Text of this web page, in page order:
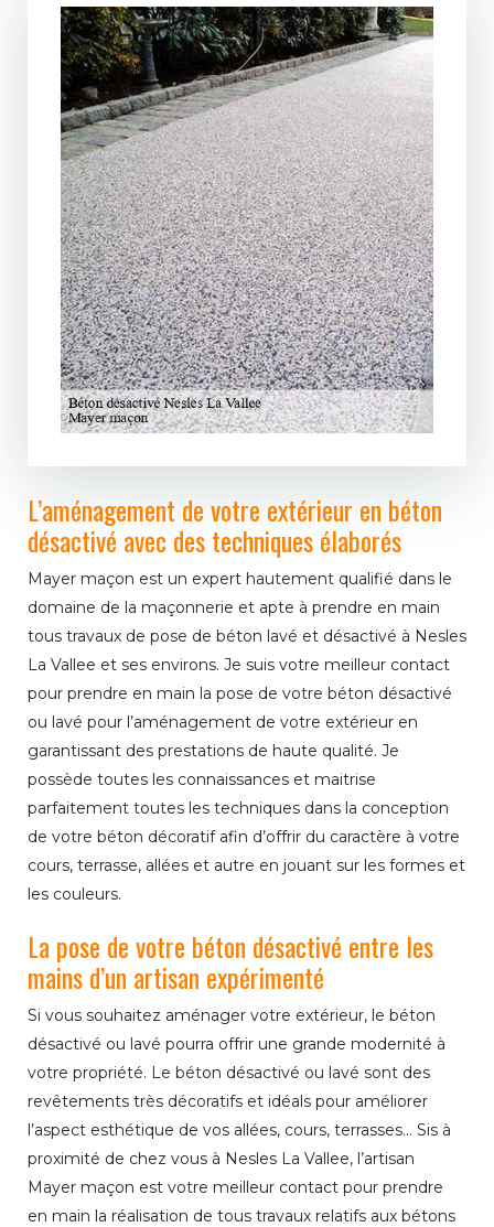
L’aménagement de votre extérieur en béton
désactivé avec des techniques élaborés
Mayer maçon est un expert hautement qualifié dans le
domaine de la maçonnerie et apte à prendre en main
tous travaux de pose de béton lavé et désactivé à Nesles
La Vallee et ses environs. Je suis votre meilleur contact
pour prendre en main la pose de votre béton désactivé
ou lavé pour l’aménagement de votre extérieur en
garantissant des prestations de haute qualité. Je
possède toutes les connaissances et maitrise
parfaitement toutes les techniques dans la conception
de votre béton décoratif afin d’offrir du caractère à votre
cours, terrasse, allées et autre en jouant sur les formes et
les couleurs.
La pose de votre béton désactivé entre les
mains d’un artisan expérimenté
Si vous souhaitez aménager votre extérieur, le béton
désactivé ou lavé pourra offrir une grande modernité à
votre propriété. Le béton désactivé ou lavé sont des
revêtements très décoratifs et idéals pour améliorer
l’aspect esthétique de vos allées, cours, terrasses... Sis à
proximité de chez vous à Nesles La Vallee, l’artisan
Mayer maçon est votre meilleur contact pour prendre
en main la réalisation de tous travaux relatifs aux bétons